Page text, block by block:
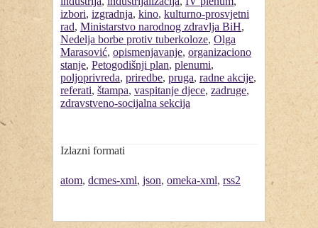
izbori, izgradnja, kino, kulturno-prosvjetni
rad, Ministarstvo narodnog zdravlja BiH,
Nedelja borbe protiv tuberkoloze, Olga
Marasović, opismenjavanje, organizaciono
stanje, Petogodišnji plan, plenumi,
poljoprivreda, priredbe, pruga, radne akcije,
referati, štampa, vaspitanje djece, zadruge,
zdravstveno-socijalna sekcija
Izlazni formati
atom, dcmes-xml, json, omeka-xml, rss2